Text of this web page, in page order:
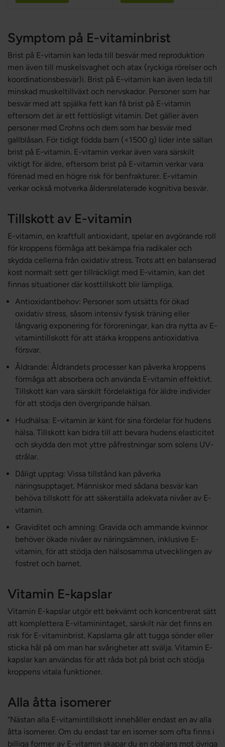
Symptom på E-vitaminbrist
Brist på E-vitamin kan leda till besvär med reproduktion
men även till muskelsvaghet och atax (ryckiga rörelser och
koordinationsbesvär)i. Brist på E-vitamin kan även leda till
minskad muskeltillväxt och nervskador. Personer som har
besvär med att spjälka fett kan få brist på E-vitamin
eftersom det är ett fettlösligt vitamin. Det gäller även
personer med Crohns och dem som har besvär med
gallblåsan. För tidigt födda barn (<1500 g) lider inte sällan
brist på E-vitamin. E-vitamin verkar även vara särskilt
viktigt för äldre, eftersom brist på E-vitamin verkar vara
förenad med en högre risk för benfrakturer. E-vitamin
verkar också motverka åldersrelaterade kognitiva besvär.
Tillskott av E-vitamin
E-vitamin, en kraftfull antioxidant, spelar en avgörande roll
för kroppens förmåga att bekämpa fria radikaler och
skydda cellerna från oxidativ stress. Trots att en balanserad
kost normalt sett ger tillräckligt med E-vitamin, kan det
finnas situationer där kosttillskott blir lämpliga.
Antioxidantbehov: Personer som utsätts för ökad
oxidativ stress, såsom intensiv fysisk träning eller
långvarig exponering för föroreningar, kan dra nytta av E-
vitamintillskott för att stärka kroppens antioxidativa
försvar.
Åldrande: Åldrandets processer kan påverka kroppens
förmåga att absorbera och använda E-vitamin effektivt.
Tillskott kan vara särskilt fördelaktiga för äldre individer
för att stödja den övergripande hälsan.
Hudhälsa: E-vitamin är känt för sina fördelar för hudens
hälsa. Tillskott kan bidra till att bevara hudens elasticitet
och skydda den mot yttre påfrestningar som solens UV-
strålar.
Dåligt upptag: Vissa tillstånd kan påverka
näringsupptaget. Människor med sådana besvär kan
behöva tillskott för att säkerställa adekvata nivåer av E-
vitamin.
Graviditet och amning: Gravida och ammande kvinnor
behöver ökade nivåer av näringsämnen, inklusive E-
vitamin, för att stödja den hälsosamma utvecklingen av
fostret och barnet.
Vitamin E-kapslar
Vitamin E-kapslar utgör ett bekvämt och koncentrerat sätt
att komplettera E-vitaminintaget, särskilt när det finns en
risk för E-vitaminbrist. Kapslarna går att tugga sönder eller
sticka hål på om man har svårigheter att svälja. Vitamin E-
kapslar kan användas för att råda bot på brist och stödja
kroppens vitala funktioner.
Alla åtta isomerer
“Nästan alla E-vitamintillskott innehåller endast en av alla
åtta isomerer. Om du endast tar en isomer som ofta finns i
billiga former av E-vitamin skapar du en obalans mot övriga